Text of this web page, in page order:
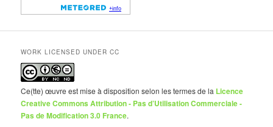
WORK LICENSED UNDER CC
Ce(tte) œuvre est mise à disposition selon les termes de la Licence
Creative Commons Attribution - Pas d’Utilisation Commerciale -
Pas de Modification 3.0 France.